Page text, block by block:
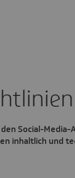
Social-
inhaltlich und